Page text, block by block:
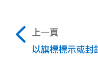
上一頁
以旗標標示或封